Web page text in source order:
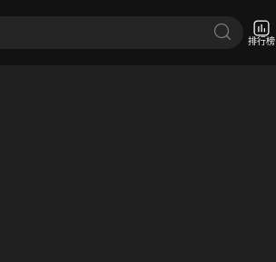
排行榜